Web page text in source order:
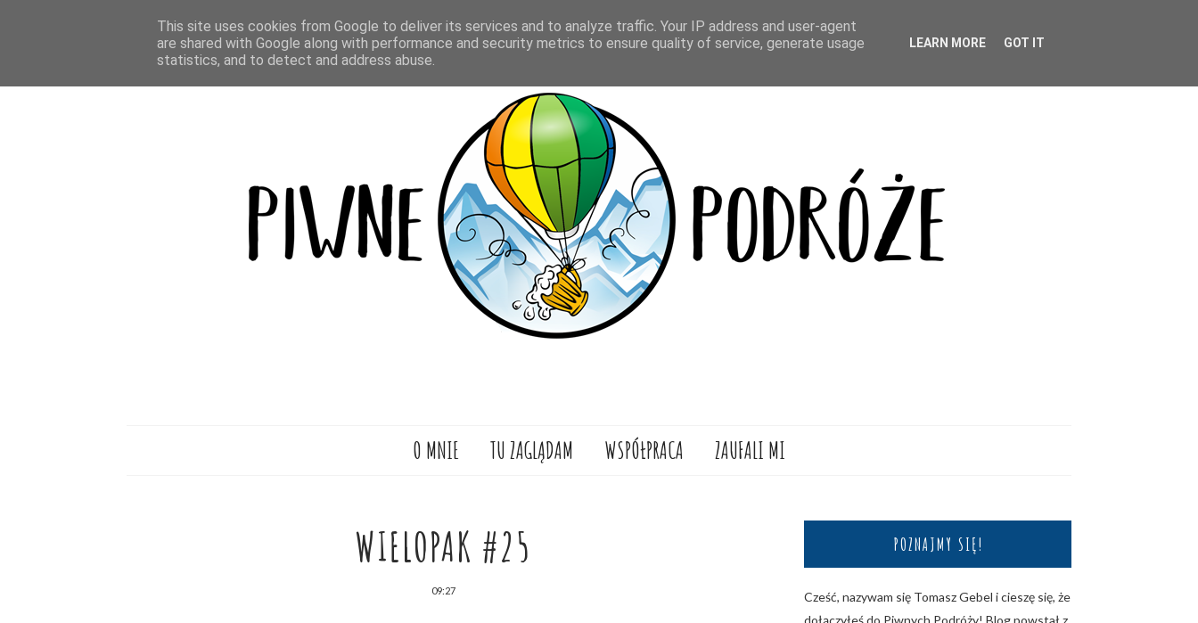
BLOG PODRÓŻE GÓRY BROWARY LOKALE BEER CUP WIELOPAKI
O MNIE TU ZAGLĄDAM WSPÓŁPRACA ZAUFALI MI
WIELOPAK #25
09:27
POZNAJMY SIĘ!
Cześć, nazywam się Tomasz Gebel i cieszę się, że
dołączyłeś do Piwnych Podróży! Blog powstał z
This site uses cookies from Google to deliver its services and to analyze traffic. Your IP address and user-agent
are shared with Google along with performance and security metrics to ensure quality of service, generate usage
statistics, and to detect and address abuse.
LEARN MORE GOT IT